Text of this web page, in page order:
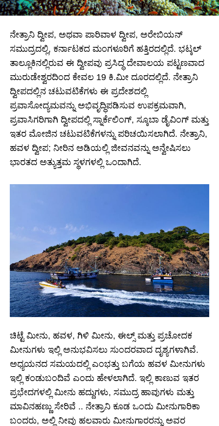
ನೇತ್ರಾನಿ ದ್ವೀಪ, ಅಥವಾ ಪಾರಿವಾಳ ದ್ವೀಪ, ಅರೇಬಿಯನ್
ಸಮುದ್ರದಲ್ಲಿ, ಕರ್ನಾಟಕದ ಮಂಗಳೂರಿಗೆ ಹತ್ತಿರದಲ್ಲಿದೆ. ಭಟ್ಕಲ್
ತಾಲ್ಲೂಕಿನಲ್ಲಿರುವ ಈ ದ್ವೀಪವು ಪ್ರಸಿದ್ಧ ದೇವಾಲಯ ಪಟ್ಟಣವಾದ
ಮುರುಡೇಶ್ವರದಿಂದ ಕೇವಲ 19 ಕಿ.ಮೀ ದೂರದಲ್ಲಿದೆ. ನೇತ್ರಾನಿ
ದ್ವೀಪದಲ್ಲಿನ ಚಟುವಟಿಕೆಗಳು ಈ ಪ್ರದೇಶದಲ್ಲಿ
ಪ್ರವಾಸೋದ್ಯಮವನ್ನು ಅಭಿವೃದ್ಧಿಪಡಿಸುವ ಉಪಕ್ರಮವಾಗಿ,
ಪ್ರವಾಸಿಗರಿಗಾಗಿ ದ್ವೀಪದಲ್ಲಿ ಸ್ನಾರ್ಕೆಲಿಂಗ್, ಸ್ಕೂಬಾ ಡೈವಿಂಗ್ ಮತ್ತು
ಇತರ ಮೋಜಿನ ಚಟುವಟಿಕೆಗಳನ್ನು ಪರಿಚಯಿಸಲಾಗಿದೆ. ನೇತ್ರಾನಿ,
ಹವಳ ದ್ವೀಪ; ನೀರಿನ ಅಡಿಯಲ್ಲಿ ಜೀವನವನ್ನು ಅನ್ವೇಷಿಸಲು
ಭಾರತದ ಅತ್ಯುತ್ತಮ ಸ್ಥಳಗಳಲ್ಲಿ ಒಂದಾಗಿದೆ.
ಚಿಟ್ಟೆ ಮೀನು, ಹವಳ, ಗಿಳಿ ಮೀನು, ಈಲ್ಸ್ ಮತ್ತು ಪ್ರಚೋದಕ
ಮೀನುಗಳು ಇಲ್ಲಿ ಅನುಭವಿಸಲು ಸುಂದರವಾದ ದೃಶ್ಯಗಳಾಗಿವೆ.
ಅಧ್ಯಯನದ ಸಮಯದಲ್ಲಿ ಎಂಭತ್ತು ಬಗೆಯ ಹವಳ ಮೀನುಗಳು
ಇಲ್ಲಿ ಕಂಡುಬಂದಿವೆ ಎಂದು ಹೇಳಲಾಗಿದೆ. ಇಲ್ಲಿ ಕಾಣುವ ಇತರ
ಪ್ರಭೇದಗಳಲ್ಲಿ ಮೀನು ಹದ್ದುಗಳು, ಸಮುದ್ರ ಹಾವುಗಳು ಮತ್ತು
ಮಾವಿನಹಣ್ಣು ಸೇರಿವೆ .. ನೇತ್ರಾನಿ ಕೂಡ ಒಂದು ಮೀನುಗಾರಿಕಾ
ಬಂದರು, ಅಲ್ಲಿ ನೀವು ಹಲವಾರು ಮೀನುಗಾರರನ್ನು ಅವರ